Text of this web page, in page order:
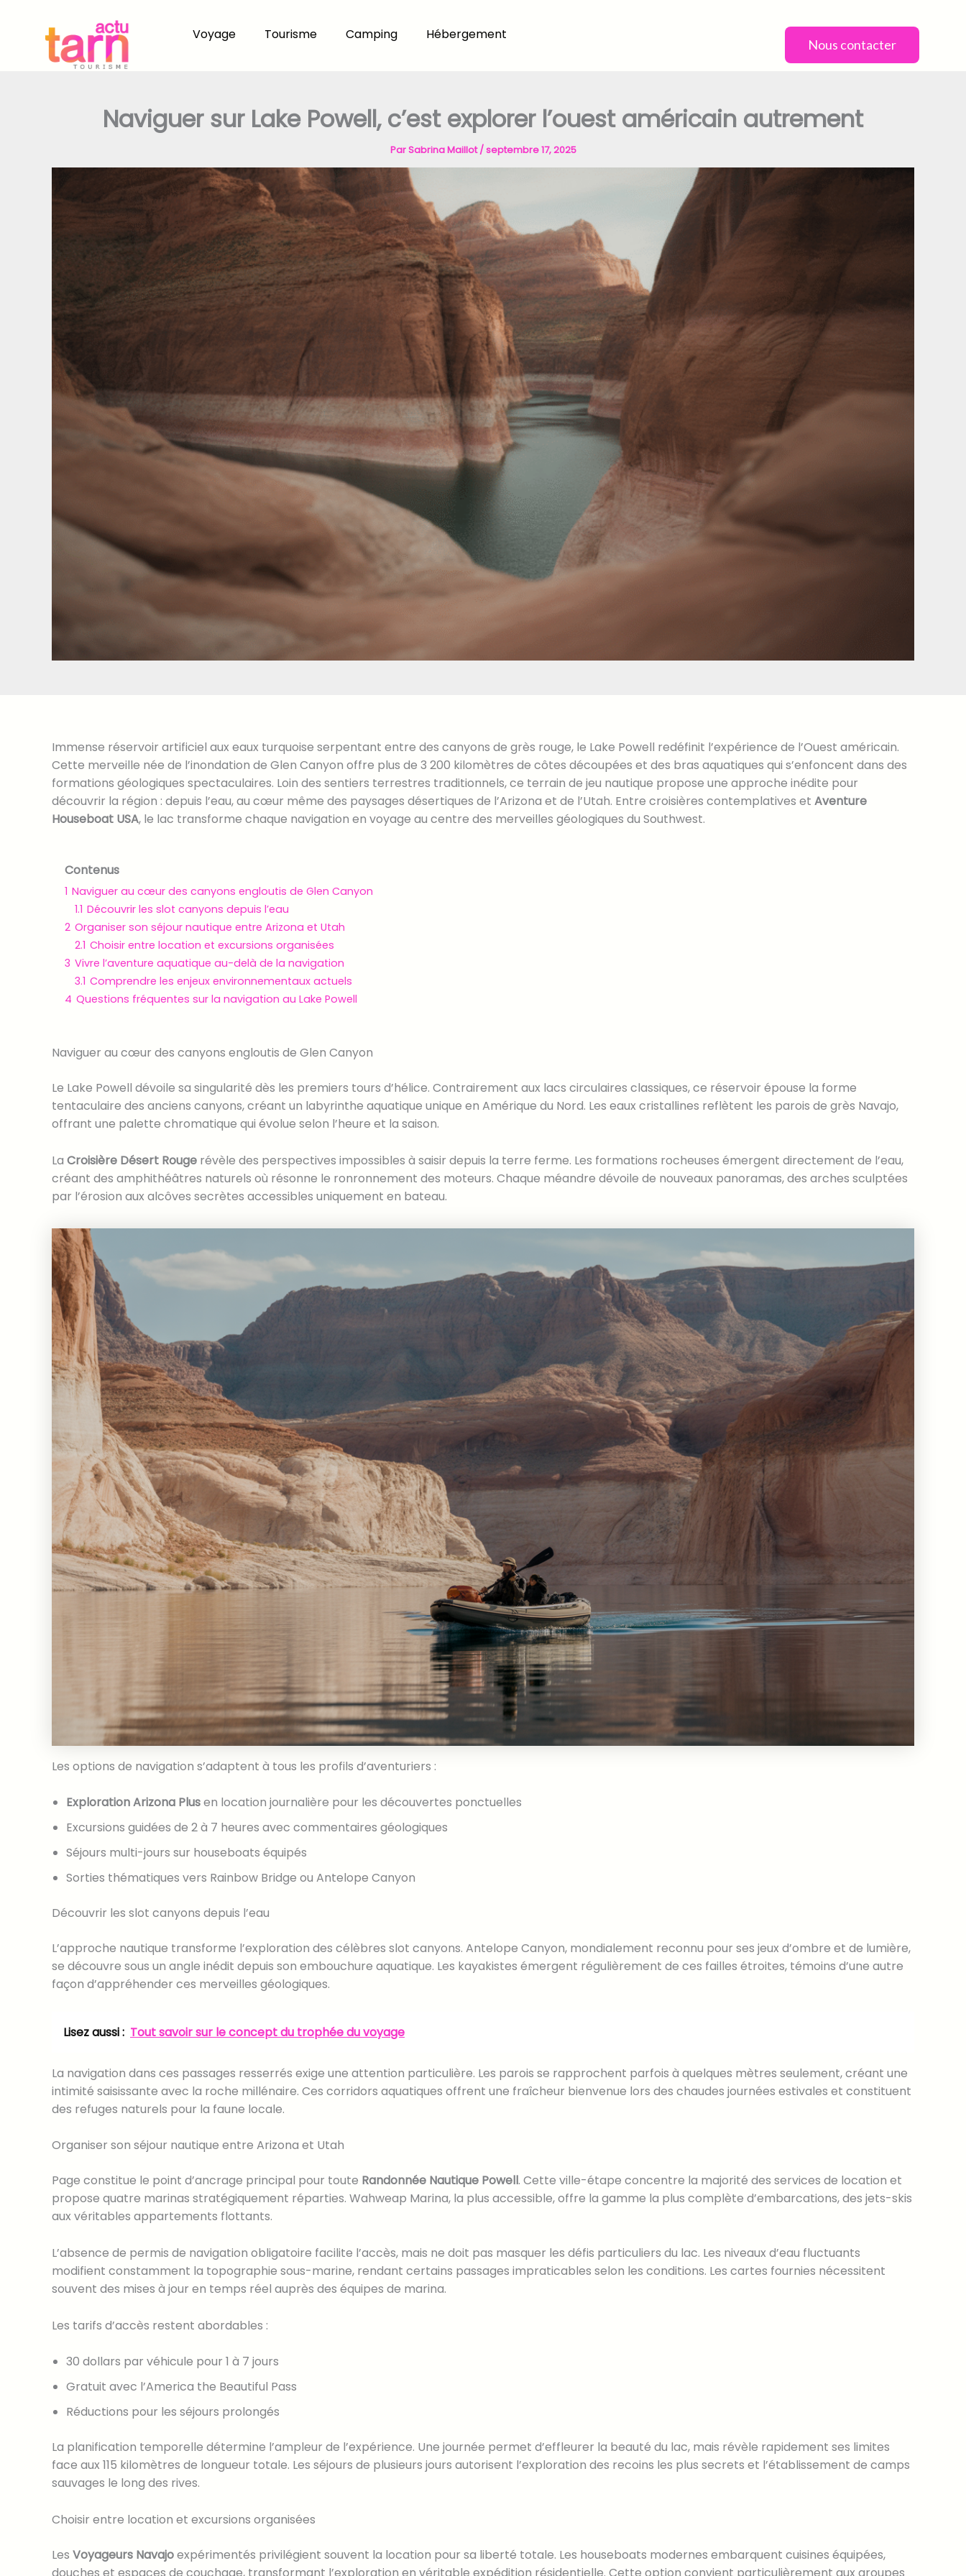
contenu
Voyage Tourisme Camping Hébergement
Nous contacter
Naviguer sur Lake Powell, c’est explorer l’ouest américain autrement
ParSabrina Maillot/septembre 17, 2025
Immense réservoir artificiel aux eaux turquoise serpentant entre des canyons de grès rouge, le Lake Powell redéfinit l’expérience de l’Ouest américain.
Cette merveille née de l’inondation de Glen Canyon offre plus de 3 200 kilomètres de côtes découpées et des bras aquatiques qui s’enfoncent dans des
formations géologiques spectaculaires. Loin des sentiers terrestres traditionnels, ce terrain de jeu nautique propose une approche inédite pour
découvrir la région : depuis l’eau, au cœur même des paysages désertiques de l’Arizona et de l’Utah. Entre croisières contemplatives et Aventure
Houseboat USA, le lac transforme chaque navigation en voyage au centre des merveilles géologiques du Southwest.
Contenus
1 Naviguer au cœur des canyons engloutis de Glen Canyon
1.1 Découvrir les slot canyons depuis l’eau
2 Organiser son séjour nautique entre Arizona et Utah
2.1 Choisir entre location et excursions organisées
3 Vivre l’aventure aquatique au-delà de la navigation
3.1 Comprendre les enjeux environnementaux actuels
4 Questions fréquentes sur la navigation au Lake Powell
Naviguer au cœur des canyons engloutis de Glen Canyon
Le Lake Powell dévoile sa singularité dès les premiers tours d’hélice. Contrairement aux lacs circulaires classiques, ce réservoir épouse la forme
tentaculaire des anciens canyons, créant un labyrinthe aquatique unique en Amérique du Nord. Les eaux cristallines reflètent les parois de grès Navajo,
offrant une palette chromatique qui évolue selon l’heure et la saison.
La Croisière Désert Rouge révèle des perspectives impossibles à saisir depuis la terre ferme. Les formations rocheuses émergent directement de l’eau,
créant des amphithéâtres naturels où résonne le ronronnement des moteurs. Chaque méandre dévoile de nouveaux panoramas, des arches sculptées
par l’érosion aux alcôves secrètes accessibles uniquement en bateau.
Les options de navigation s’adaptent à tous les profils d’aventuriers :
Exploration Arizona Plusen location journalière pour les découvertes ponctuelles
Excursions guidées de 2 à 7 heures avec commentaires géologiques
Séjours multi-jours sur houseboats équipés
Sorties thématiques vers Rainbow Bridge ou Antelope Canyon
Découvrir les slot canyons depuis l’eau
L’approche nautique transforme l’exploration des célèbres slot canyons. Antelope Canyon, mondialement reconnu pour ses jeux d’ombre et de lumière,
se découvre sous un angle inédit depuis son embouchure aquatique. Les kayakistes émergent régulièrement de ces failles étroites, témoins d’une autre
façon d’appréhender ces merveilles géologiques.
Lisez aussi : Tout savoir sur le concept du trophée du voyage
La navigation dans ces passages resserrés exige une attention particulière. Les parois se rapprochent parfois à quelques mètres seulement, créant une
intimité saisissante avec la roche millénaire. Ces corridors aquatiques offrent une fraîcheur bienvenue lors des chaudes journées estivales et constituent
des refuges naturels pour la faune locale.
Organiser son séjour nautique entre Arizona et Utah
Page constitue le point d’ancrage principal pour toute Randonnée Nautique Powell. Cette ville-étape concentre la majorité des services de location et
propose quatre marinas stratégiquement réparties. Wahweap Marina, la plus accessible, offre la gamme la plus complète d’embarcations, des jets-skis
aux véritables appartements flottants.
L’absence de permis de navigation obligatoire facilite l’accès, mais ne doit pas masquer les défis particuliers du lac. Les niveaux d’eau fluctuants
modifient constamment la topographie sous-marine, rendant certains passages impraticables selon les conditions. Les cartes fournies nécessitent
souvent des mises à jour en temps réel auprès des équipes de marina.
Les tarifs d’accès restent abordables :
30 dollars par véhicule pour 1 à 7 jours
Gratuit avec l’America the Beautiful Pass
Réductions pour les séjours prolongés
La planification temporelle détermine l’ampleur de l’expérience. Une journée permet d’effleurer la beauté du lac, mais révèle rapidement ses limites
face aux 115 kilomètres de longueur totale. Les séjours de plusieurs jours autorisent l’exploration des recoins les plus secrets et l’établissement de camps
sauvages le long des rives.
Choisir entre location et excursions organisées
Les Voyageurs Navajoexpérimentés privilégient souvent la location pour sa liberté totale. Les houseboats modernes embarquent cuisines équipées,
douches et espaces de couchage, transformant l’exploration en véritable expédition résidentielle. Cette option convient particulièrement aux groupes